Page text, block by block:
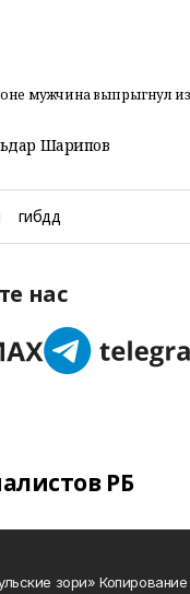
мужчина выпрыгнул
Шарипов
гибдд
нас
РБ
зори»